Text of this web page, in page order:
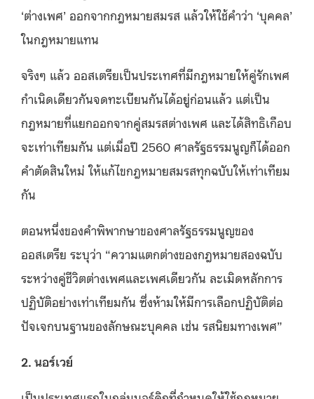
‘ต่างเพศ’ ออกจากกฎหมายสมรส แล้วให้ใช้คำว่า ‘บุคคล’
ในกฎหมายแทน
จริงๆ แล้ว ออสเตรียเป็นประเทศที่มีกฎหมายให้คู่รักเพศ
กำเนิดเดียวกันจดทะเบียนกันได้อยู่ก่อนแล้ว แต่เป็น
กฎหมายที่แยกออกจากคู่สมรสต่างเพศ และได้สิทธิเกือบ
จะเท่าเทียมกัน แต่เมื่อปี 2560 ศาลรัฐธรรมนูญก็ได้ออก
คำตัดสินใหม่ ให้แก้ไขกฎหมายสมรสทุกฉบับให้เท่าเทียม
กัน
ตอนหนึ่งของคำพิพากษาของศาลรัฐธรรมนูญของ
ออสเตรีย ระบุว่า “ความแตกต่างของกฎหมายสองฉบับ
ระหว่างคู่ชีวิตต่างเพศและเพศเดียวกัน ละเมิดหลักการ
ปฏิบัติอย่างเท่าเทียมกัน ซึ่งห้ามให้มีการเลือกปฏิบัติต่อ
ปัจเจกบนฐานของลักษณะบุคคล เช่น รสนิยมทางเพศ”
2. นอร์เวย์